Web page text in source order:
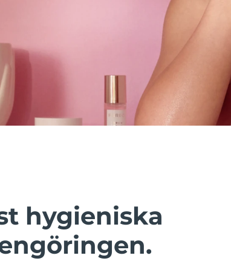
hygieniska